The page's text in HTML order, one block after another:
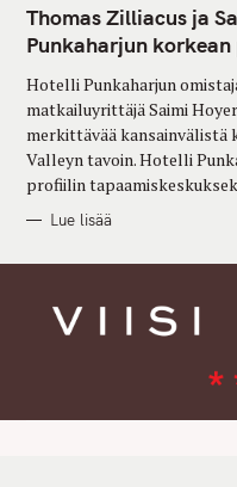
T
E
G
O
I
E
S
Thomas Zilliacus ja
Punkaharjun
Hotelli Punkaharjun
matkailuyrittäjä Saimi
merkittävää kansainvälistä
Valleyn tavoin. Hotelli
profiilin
Lue lisää